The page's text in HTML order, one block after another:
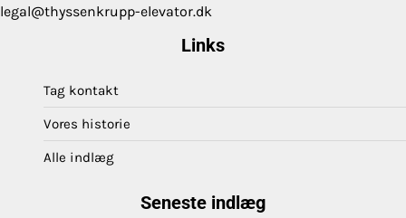
legal@thyssenkrupp-elevator.dk
Links
Tag kontakt
Vores historie
Alle indlæg
Seneste indlæg